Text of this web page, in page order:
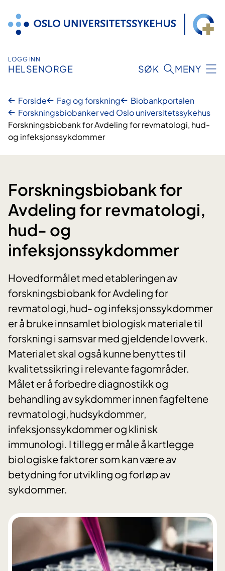
innhold
LOGG INN
HELSENORGE SØK MENY
Forside Fag og forskning
Biobankportalen
Forskningsbiobanker ved Oslo universitetssykehus
Forskningsbiobank for Avdeling for revmatologi, hud-
og infeksjonssykdommer
Forskningsbiobank for
Avdeling for revmatologi,
hud- og
infeksjonssykdommer
Hovedformålet med etableringen av
forskningsbiobank for Avdeling for
revmatologi, hud- og infeksjonssykdommer
er å bruke innsamlet biologisk materiale til
forskning i samsvar med gjeldende lovverk.
Materialet skal også kunne benyttes til
kvalitetssikring i relevante fagområder.
Målet er å forbedre diagnostikk og
behandling av sykdommer innen fagfeltene
revmatologi, hudsykdommer,
infeksjonssykdommer og klinisk
immunologi. I tillegg er måle å kartlegge
biologiske faktorer som kan være av
betydning for utvikling og forløp av
sykdommer.